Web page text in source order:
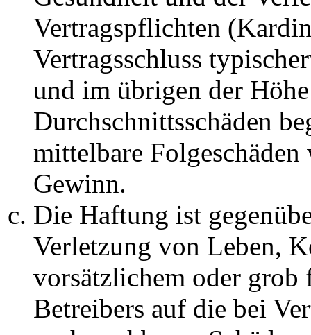
Vertragspflichten
Vertragsschluss
und im übrigen der
Durchschnittsschäden
mittelbare Folgeschäden
Gewinn.
Die Haftung ist
Verletzung von Leben,
vorsätzlichem oder grob
Betreibers auf die bei